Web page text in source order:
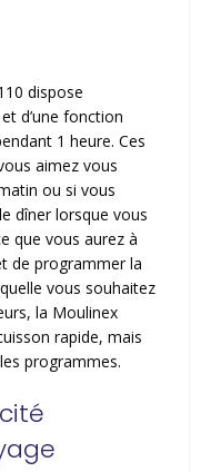
dispose
d’une fonction
1 heure. Ces
aimez vous
ou si vous
dîner lorsque vous
que vous aurez à
de programmer la
vous souhaitez
la Moulinex
rapide, mais
programmes.